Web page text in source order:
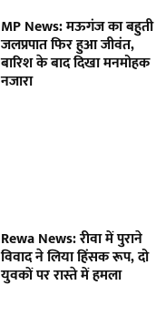
MP News: मऊगंज का बहुती
जलप्रपात फिर हुआ जीवंत,
बारिश के बाद दिखा मनमोहक
नजारा
Rewa News: रीवा में पुराने
विवाद ने लिया हिंसक रूप, दो
युवकों पर रास्ते में हमला